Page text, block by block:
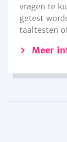
vragen te
getest
taaltesten
Meer